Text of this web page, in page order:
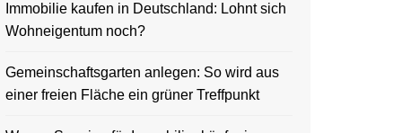
Immobilie kaufen in Deutschland: Lohnt sich
Wohneigentum noch?
Gemeinschaftsgarten anlegen: So wird aus
einer freien Fläche ein grüner Treffpunkt